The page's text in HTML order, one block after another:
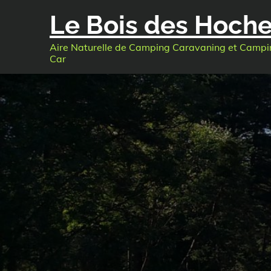
Le Bois des
Aire Naturelle de Camping Caravaning et
Car